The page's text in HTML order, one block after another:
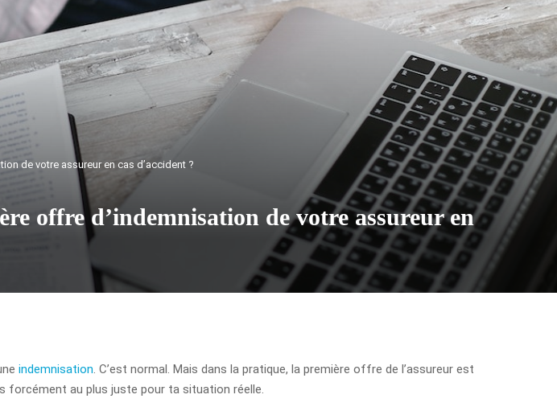
de votre assureur en cas d’accident ?
offre d’indemnisation de votre assureur en
indemnisation . C’est normal. Mais dans la pratique, la première offre de l’assureur est
forcément au plus juste pour ta situation réelle.